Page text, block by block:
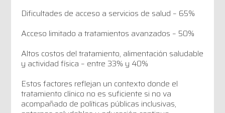
Dificultades de acceso a servicios de salud – 65%
Acceso limitado a tratamientos avanzados – 50%
Altos costos del tratamiento, alimentación saludable
y actividad física – entre 33% y 40%
Estos factores reflejan un contexto donde el
tratamiento clínico no es suficiente si no va
acompañado de políticas públicas inclusivas,